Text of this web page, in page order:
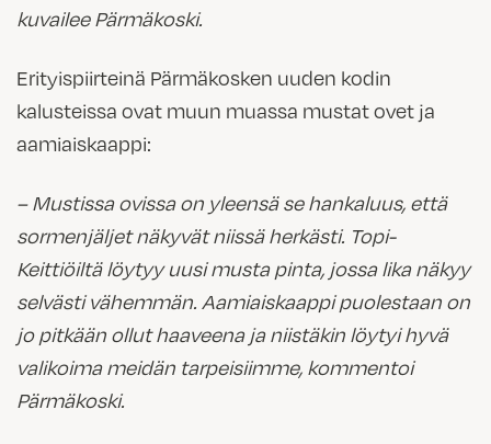
kuvailee Pärmäkoski.
Erityispiirteinä Pärmäkosken uuden kodin
kalusteissa ovat muun muassa mustat ovet ja
aamiaiskaappi:
– Mustissa ovissa on yleensä se hankaluus, että
sormenjäljet näkyvät niissä herkästi. Topi-
Keittiöiltä löytyy uusi musta pinta, jossa lika näkyy
selvästi vähemmän. Aamiaiskaappi puolestaan on
jo pitkään ollut haaveena ja niistäkin löytyi hyvä
valikoima meidän tarpeisiimme, kommentoi
Pärmäkoski.